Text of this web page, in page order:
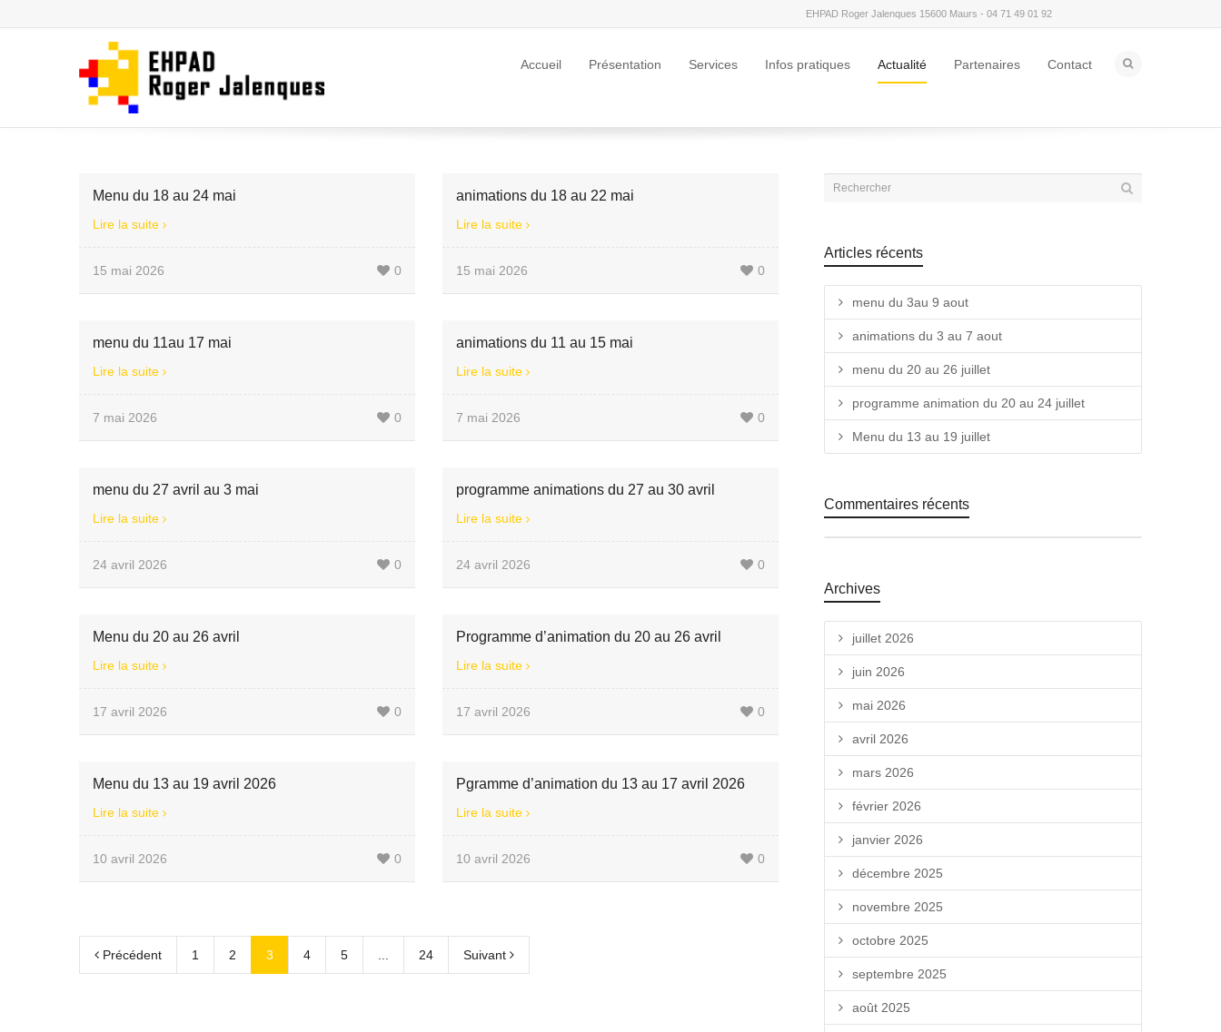
EHPAD Roger Jalenques 15600 Maurs - 04 71 49 01 92
Accueil Présentation Services Infos pratiques Actualité Partenaires Contact
Menu du 18 au 24 mai
Lire la suite
15 mai 2026 0
animations du 18 au 22 mai
Lire la suite
15 mai 2026 0
menu du 11au 17 mai
Lire la suite
7 mai 2026 0
animations du 11 au 15 mai
Lire la suite
7 mai 2026 0
menu du 27 avril au 3 mai
Lire la suite
24 avril 2026 0
programme animations du 27 au 30 avril
Lire la suite
24 avril 2026 0
Menu du 20 au 26 avril
Lire la suite
17 avril 2026 0
Programme d’animation du 20 au 26 avril
Lire la suite
17 avril 2026 0
Menu du 13 au 19 avril 2026
Lire la suite
10 avril 2026 0
Pgramme d’animation du 13 au 17 avril 2026
Lire la suite
10 avril 2026 0
Précédent 1 2 3 4 5 24 Suivant
Articles récents
menu du 3au 9 aout
animations du 3 au 7 aout
menu du 20 au 26 juillet
programme animation du 20 au 24 juillet
Menu du 13 au 19 juillet
Commentaires récents
Archives
juillet 2026
juin 2026
mai 2026
avril 2026
mars 2026
février 2026
janvier 2026
décembre 2025
novembre 2025
octobre 2025
septembre 2025
août 2025